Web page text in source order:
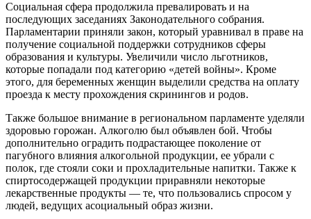
Социальная сфера продолжила превалировать и на
последующих заседаниях Законодательного собрания.
Парламентарии приняли закон, который уравнивал в праве на
получение социальной поддержки сотрудников сферы
образования и культуры. Увеличили число льготников,
которые попадали под категорию «детей войны». Кроме
этого, для беременных женщин выделили средства на оплату
проезда к месту прохождения скринингов и родов.
Также большое внимание в региональном парламенте уделяли
здоровью горожан. Алкоголю был объявлен бой. Чтобы
дополнительно оградить подрастающее поколение от
пагубного влияния алкогольной продукции, ее убрали с
полок, где стояли соки и прохладительные напитки. Также к
спиртосодержащей продукции приравняли некоторые
лекарственные продукты — те, что пользовались спросом у
людей, ведущих асоциальный образ жизни.